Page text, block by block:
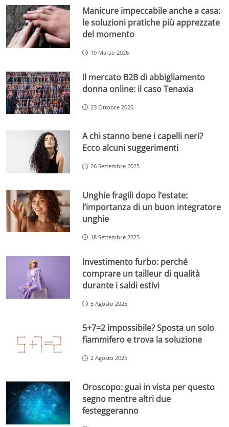
Manicure impeccabile anche a casa:
le soluzioni pratiche più apprezzate
del momento
19 Marzo 2026
Il mercato B2B di abbigliamento
donna online: il caso Tenaxia
23 Ottobre 2025
A chi stanno bene i capelli neri?
Ecco alcuni suggerimenti
26 Settembre 2025
Unghie fragili dopo l’estate:
l’importanza di un buon integratore
unghie
18 Settembre 2025
Investimento furbo: perché
comprare un tailleur di qualità
durante i saldi estivi
5 Agosto 2025
5+7=2 impossibile? Sposta un solo
fiammifero e trova la soluzione
2 Agosto 2025
Oroscopo: guai in vista per questo
segno mentre altri due
festeggeranno